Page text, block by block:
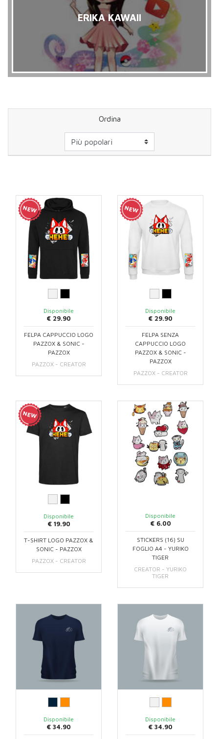
ERIKA KAWAII
Ordina
NEW
Disponibile
€ 29.90
FELPA CAPPUCCIO LOGO
PAZZOX & SONIC -
PAZZOX
PAZZOX - CREATOR
NEW
Disponibile
€ 29.90
FELPA SENZA
CAPPUCCIO LOGO
PAZZOX & SONIC -
PAZZOX
PAZZOX - CREATOR
NEW
Disponibile
€ 19.90
T-SHIRT LOGO PAZZOX &
SONIC - PAZZOX
PAZZOX - CREATOR
Disponibile
€ 6.00
STICKERS (16) SU
FOGLIO A4 - YURIKO
TIGER
CREATOR - YURIKO
TIGER
Disponibile
€ 34.90
Disponibile
€ 34.90